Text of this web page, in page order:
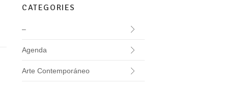
CATEGORIES
–
Agenda
Arte Contemporáneo